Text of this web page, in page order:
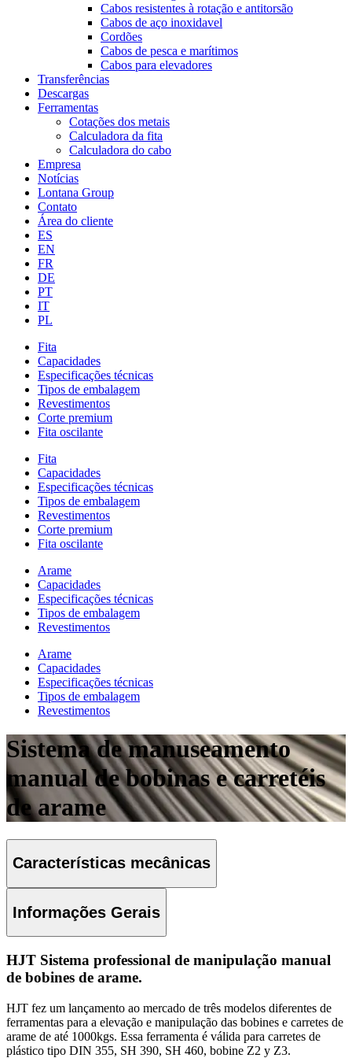
Cabos resistentes à rotação e antitorsão
Cabos de aço inoxidavel
Cordões
Cabos de pesca e marítimos
Cabos para elevadores
Transferências
Descargas
Ferramentas
Cotações dos metais
Calculadora da fita
Calculadora do cabo
Empresa
Notícias
Lontana Group
Contato
Área do cliente
ES
EN
FR
DE
PT
IT
PL
Fita
Capacidades
Especificações técnicas
Tipos de embalagem
Revestimentos
Corte premium
Fita oscilante
Fita
Capacidades
Especificações técnicas
Tipos de embalagem
Revestimentos
Corte premium
Fita oscilante
Arame
Capacidades
Especificações técnicas
Tipos de embalagem
Revestimentos
Arame
Capacidades
Especificações técnicas
Tipos de embalagem
Revestimentos
Sistema de manuseamento
manual de bobinas e carretéis
de arame
Características mecânicas
Informações Gerais
HJT Sistema professional de manipulação manual
de bobines de arame.
HJT fez um lançamento ao mercado de três modelos diferentes de
ferramentas para a elevação e manipulação das bobines e carretes de
arame de até 1000kgs. Essa ferramenta é válida para carretes de
plástico tipo DIN 355, SH 390, SH 460, bobine Z2 y Z3.